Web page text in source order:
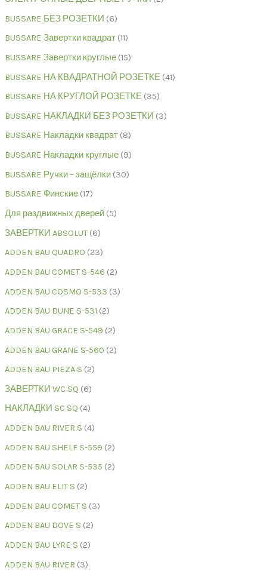
BUSSARE БЕЗ РОЗЕТКИ 6
BUSSARE Завертки квадрат 11
BUSSARE Завертки круглые 15
BUSSARE НА КВАДРАТНОЙ РОЗЕТКЕ 41
BUSSARE НА КРУГЛОЙ РОЗЕТКЕ 35
BUSSARE НАКЛАДКИ БЕЗ РОЗЕТКИ 3
BUSSARE Накладки квадрат 8
BUSSARE Накладки круглые 9
BUSSARE Ручки – защёлки 30
BUSSARE Финские 17
Для раздвижных дверей 5
ЗАВЕРТКИ ABSOLUT 6
ADDEN BAU QUADRO 23
ADDEN BAU COMET S-546 2
ADDEN BAU COSMO S-533 3
ADDEN BAU DUNE S-531 2
ADDEN BAU GRACE S-549 2
ADDEN BAU GRANE S-560 2
ADDEN BAU PIEZA S 2
ЗАВЕРТКИ WC SQ 6
НАКЛАДКИ SC SQ 4
ADDEN BAU RIVER S 4
ADDEN BAU SHELF S-559 2
ADDEN BAU SOLAR S-535 2
ADDEN BAU ELIT S 2
ADDEN BAU COMET S 3
ADDEN BAU DOVE S 2
ADDEN BAU LYRE S 2
ADDEN BAU RIVER 3